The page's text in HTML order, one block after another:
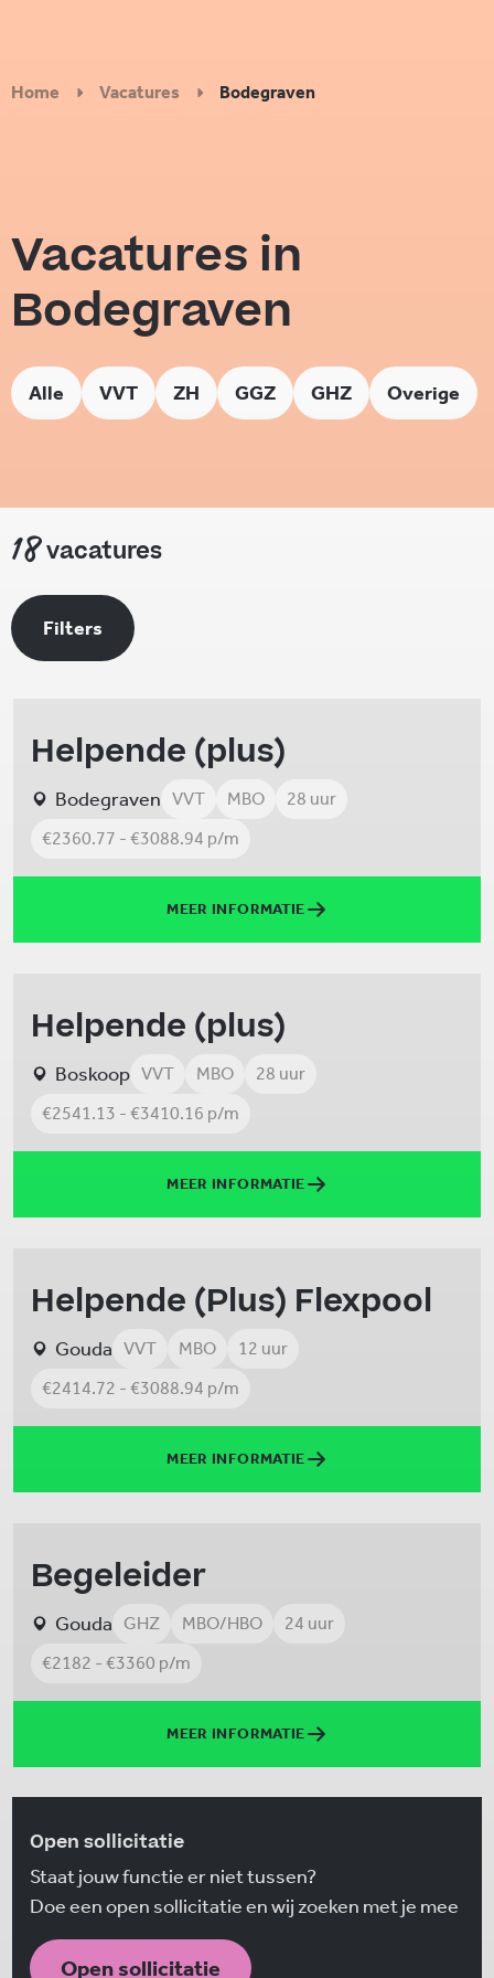
Home Vacatures Bodegraven
Vacatures in
Bodegraven
Alle VVT ZH GGZ GHZ Overige
18vacatures
Filters
Helpende (plus)
Bodegraven VVT MBO
28 uur
€2360.77 - €3088.94 p/m
MEER INFORMATIE
Helpende (plus)
Boskoop VVT MBO
28 uur
€2541.13 - €3410.16 p/m
MEER INFORMATIE
Helpende (Plus) Flexpool
Gouda VVT MBO
12 uur
€2414.72 - €3088.94 p/m
MEER INFORMATIE
Begeleider
Gouda GHZ MBO/HBO
24 uur
€2182 - €3360 p/m
MEER INFORMATIE
Open sollicitatie
Staat jouw functie er niet tussen?
Doe een open sollicitatie en wij zoeken met je mee
Open sollicitatie